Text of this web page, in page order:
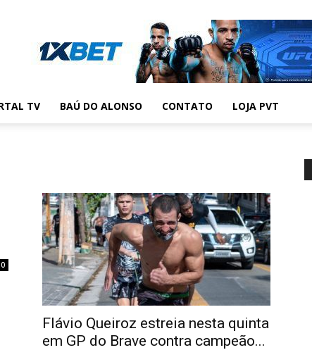
TV BAÚ DO ALONSO CONTATO LOJA PVT
0
Flávio Queiroz estreia nesta quinta
em GP do Brave contra campeão...